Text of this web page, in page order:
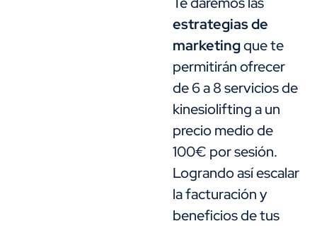
estrategias de
marketingque te
permitirán ofrecer
de 6 a 8 servicios de
kinesiolifting a un
precio medio de
100€ por sesión.
Logrando así escalar
la facturación y
beneficios de tus